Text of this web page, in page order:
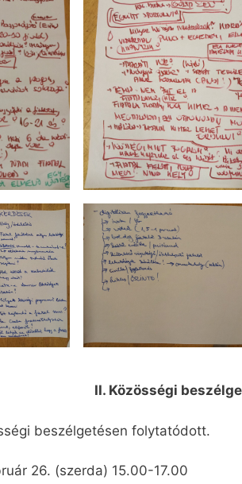
II. Közösségi
beszélgetésen folytatódott.
26. (szerda) 15.00-17.00